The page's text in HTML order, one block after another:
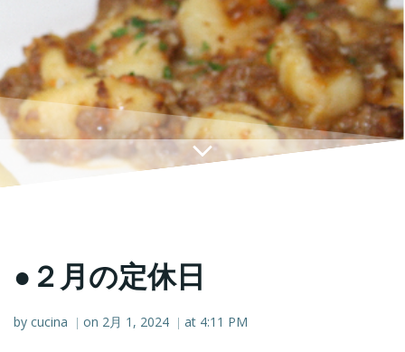
●２月の定休日
by cucina | on 2月 1, 2024 | at 4:11 PM